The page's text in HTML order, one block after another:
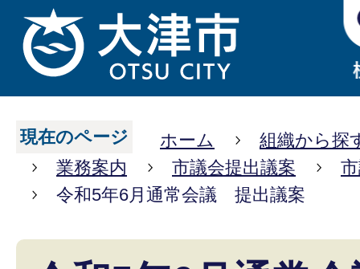
現在のページ ホーム
組織から探
業務案内
市議会提出議案
令和5年6月通常会議 提出議案